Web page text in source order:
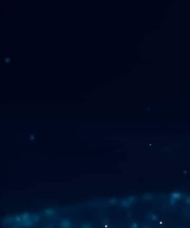
La formation
Devis/Factures. Les
logiciel, tels que la
des données clients,
Par ailleurs, la
tels que la
investissements et la